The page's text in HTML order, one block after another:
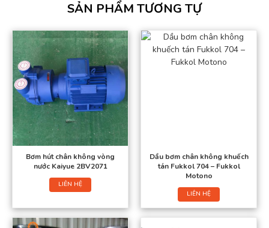
SẢN PHẨM TƯƠNG TỰ
Bơm hút chân không vòng
nước Kaiyue 2BV2071
LIÊN HỆ
Dầu bơm chân không khuếch
tán Fukkol 704 – Fukkol
Motono
LIÊN HỆ